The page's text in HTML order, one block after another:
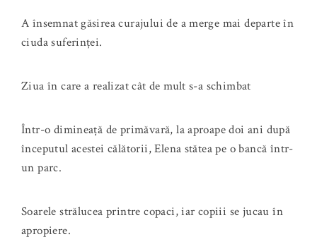
A însemnat găsirea curajului de a merge mai departe în
ciuda suferinței.
Ziua în care a realizat cât de mult s-a schimbat
Într-o dimineață de primăvară, la aproape doi ani după
începutul acestei călătorii, Elena stătea pe o bancă într-
un parc.
Soarele strălucea printre copaci, iar copiii se jucau în
apropiere.